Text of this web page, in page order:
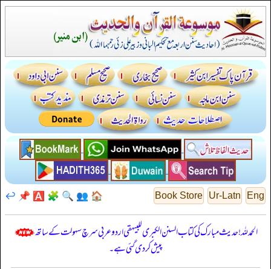
Eng
Ur-Latn
Book Store
🏠
👥
🔍
🧩
🅰️
📌
↩️
الحمدللہ! حدیث مبارک کی کتاب السنن الكبرى للبيهقي اردو عربی سرچ سہولت کے ساتھ
پیش کر دی گئی ہے۔